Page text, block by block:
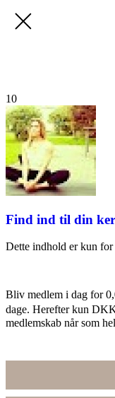
10
Find ind til din
Dette indhold er kun for
Bliv medlem i dag for
dage. Herefter kun
medlemskab når som